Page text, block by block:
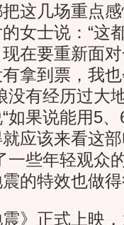
这几场重点
女士说：“这
在要重新面
拿到票，我
没有经历过大
如果说能用5
应该来看这
一些年轻观众
的特效也做得
正式上映，